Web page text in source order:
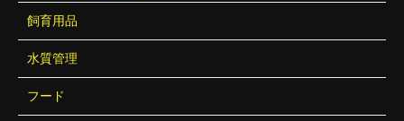
飼育用品
水質管理
フード